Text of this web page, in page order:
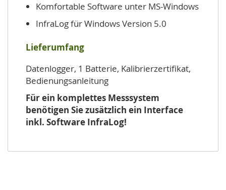
Komfortable Software unter MS-Windows
InfraLog für Windows Version 5.0
Lieferumfang
Datenlogger, 1 Batterie, Kalibrierzertifikat,
Bedienungsanleitung
Für ein komplettes Messsystem
benötigen Sie zusätzlich ein Interface
inkl. Software InfraLog!